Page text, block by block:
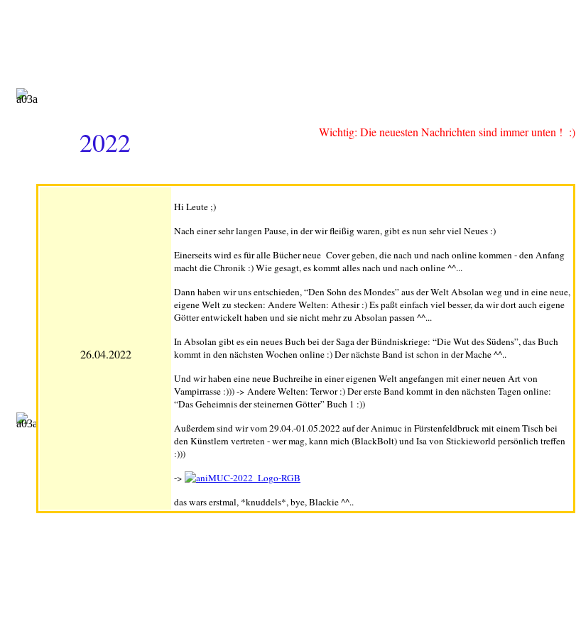
2022 Wichtig: Die neuesten Nachrichten sind immer unten ! :)
26.04.2022
Hi Leute ;)
Nach einer sehr langen Pause, in der wir fleißig waren, gibt es nun sehr viel Neues :)
Einerseits wird es für alle Bücher neue Cover geben, die nach und nach online kommen - den Anfang
macht die Chronik :) Wie gesagt, es kommt alles nach und nach online ^^...
Dann haben wir uns entschieden, “Den Sohn des Mondes” aus der Welt Absolan weg und in eine neue,
eigene Welt zu stecken: Andere Welten: Athesir :) Es paßt einfach viel besser, da wir dort auch eigene
Götter entwickelt haben und sie nicht mehr zu Absolan passen ^^...
In Absolan gibt es ein neues Buch bei der Saga der Bündniskriege: “Die Wut des Südens”, das Buch
kommt in den nächsten Wochen online :) Der nächste Band ist schon in der Mache ^^..
Und wir haben eine neue Buchreihe in einer eigenen Welt angefangen mit einer neuen Art von
Vampirrasse :))) -> Andere Welten: Terwor :) Der erste Band kommt in den nächsten Tagen online:
“Das Geheimnis der steinernen Götter” Buch 1 :))
Außerdem sind wir vom 29.04.-01.05.2022 auf der Animuc in Fürstenfeldbruck mit einem Tisch bei
den Künstlern vertreten - wer mag, kann mich (BlackBolt) und Isa von Stickieworld persönlich treffen
:)))
->
das wars erstmal, *knuddels*, bye, Blackie ^^..